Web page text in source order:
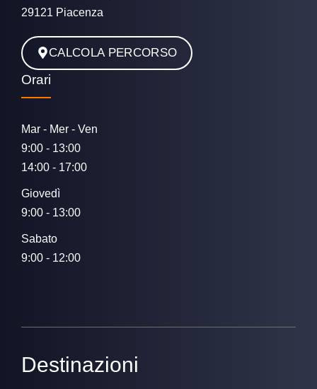
29121 Piacenza
CALCOLA PERCORSO
Orari
Mar - Mer - Ven
9:00 - 13:00
14:00 - 17:00
Giovedì
9:00 - 13:00
Sabato
9:00 - 12:00
Destinazioni